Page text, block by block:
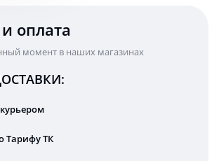
оплата
момент в наших магазинах
Тарифу ТК